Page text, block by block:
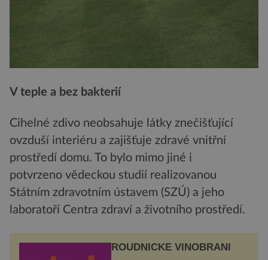
V teple a bez bakterií
Cihelné zdivo neobsahuje látky znečišťující
ovzduší interiéru a zajišťuje zdravé vnitřní
prostředí domu. To bylo mimo jiné i
potvrzeno vědeckou studií realizovanou
Státním zdravotním ústavem (SZÚ) a jeho
laboratoří Centra zdraví a životního prostředí.
ROUDNICKÉ VINOBRANÍ